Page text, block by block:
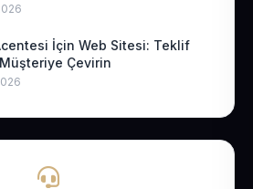
İçin Web Sitesi: Teklif
Çevirin